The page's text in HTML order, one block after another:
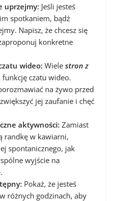
uprzejmy: Jeśli jesteś
spotkaniem, bądź
Napisz, że chcesz się
konkretne
wideo: Wiele stron z
czatu wideo.
na żywo przed
jej zaufanie i chęć
aktywności: Zamiast
randkę w kawiarni,
spontanicznego, jak
wyjście na
Pokaż, że jesteś
różnych godzinach, aby